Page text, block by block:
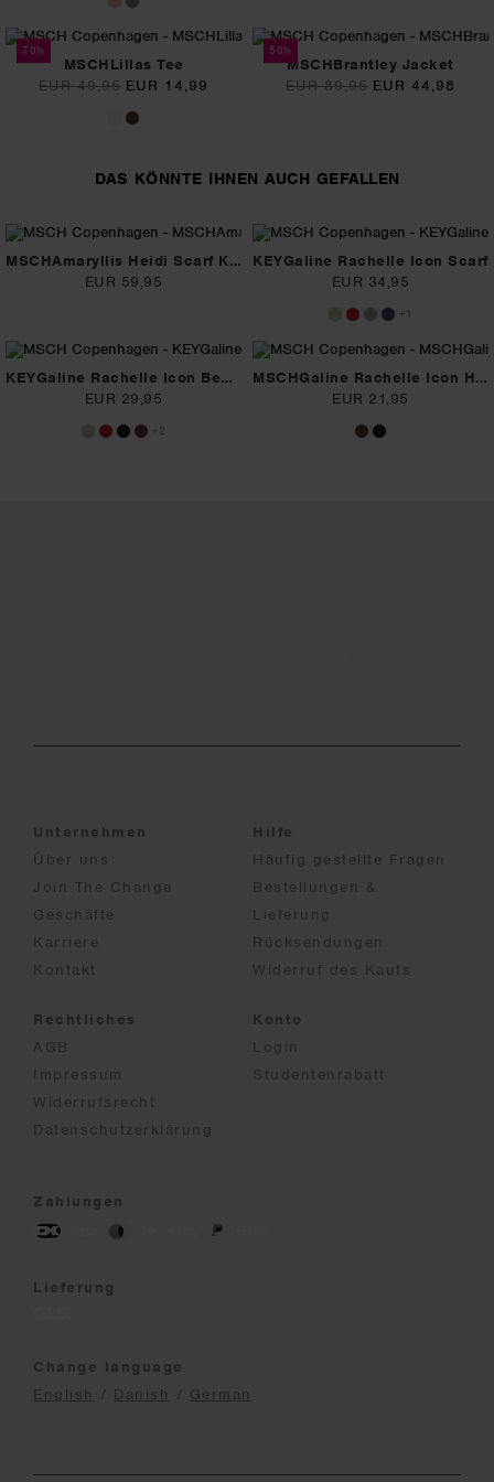
70%
MSCHLillas Tee
EUR 49,95 EUR 14,99
50%
MSCHBrantley Jacket
EUR 89,95 EUR 44,98
DAS KÖNNTE IHNEN AUCH GEFALLEN
MSCHAmaryllis Heidi Scarf Key
EUR 59,95
KEYGaline Rachelle Icon Scarf
EUR 34,95
+1
KEYGaline Rachelle Icon Beanie
EUR 29,95
+2
MSCHGaline Rachelle Icon Headband Key
EUR 21,95
Unternehmen
Über uns
Join The Change
Geschäfte
Karriere
Kontakt
Hilfe
Häufig gestellte Fragen
Bestellungen &
Lieferung
Rücksendungen
Widerruf des Kaufs
Rechtliches
AGB
Impressum
Widerrufsrecht
Datenschutzerklärung
Konto
Login
Studentenrabatt
Zahlungen
Lieferung
Change language
English
/ Danish / German